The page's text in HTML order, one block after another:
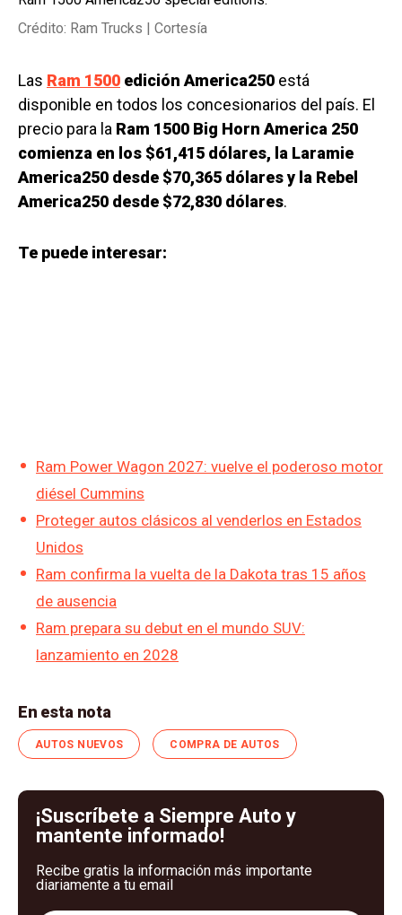
Crédito: Ram Trucks | Cortesía
Las Ram 1500 edición America250 está
disponible en todos los concesionarios del país. El
precio para la Ram 1500 Big Horn America 250
comienza en los $61,415 dólares, la Laramie
America250 desde $70,365 dólares y la Rebel
America250 desde $72,830 dólares.
Te puede interesar:
Ram Power Wagon 2027: vuelve el poderoso motor
diésel Cummins
Proteger autos clásicos al venderlos en Estados
Unidos
Ram confirma la vuelta de la Dakota tras 15 años
de ausencia
Ram prepara su debut en el mundo SUV:
lanzamiento en 2028
En esta nota
AUTOS NUEVOS COMPRA DE AUTOS
¡Suscríbete a Siempre Auto y
mantente informado!
Recibe gratis la información más importante
diariamente a tu email